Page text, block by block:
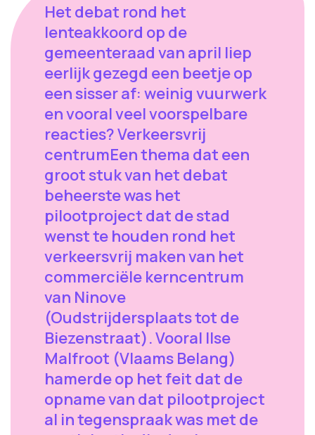
Het debat rond het
lenteakkoord op de
gemeenteraad van april liep
eerlijk gezegd een beetje op
een sisser af: weinig vuurwerk
en vooral veel voorspelbare
reacties? Verkeersvrij
centrumEen thema dat een
groot stuk van het debat
beheerste was het
pilootproject dat de stad
wenst te houden rond het
verkeersvrij maken van het
commerciële kerncentrum
van Ninove
(Oudstrijdersplaats tot de
Biezenstraat). Vooral Ilse
Malfroot (Vlaams Belang)
hamerde op het feit dat de
opname van dat pilootproject
al in tegenspraak was met de